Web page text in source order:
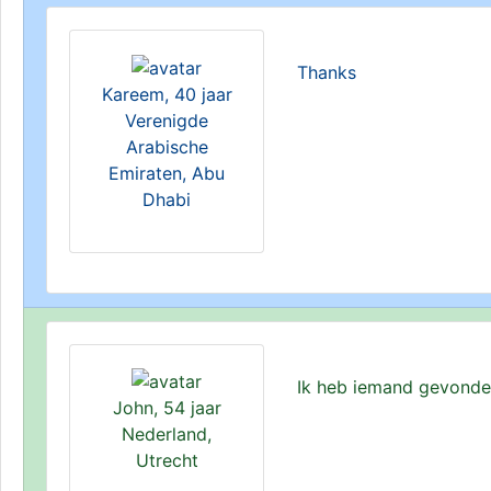
Kareem, 40 jaar
Verenigde
Arabische
Emiraten, Abu
Dhabi
Thanks
John, 54 jaar
Nederland,
Utrecht
Ik heb iemand